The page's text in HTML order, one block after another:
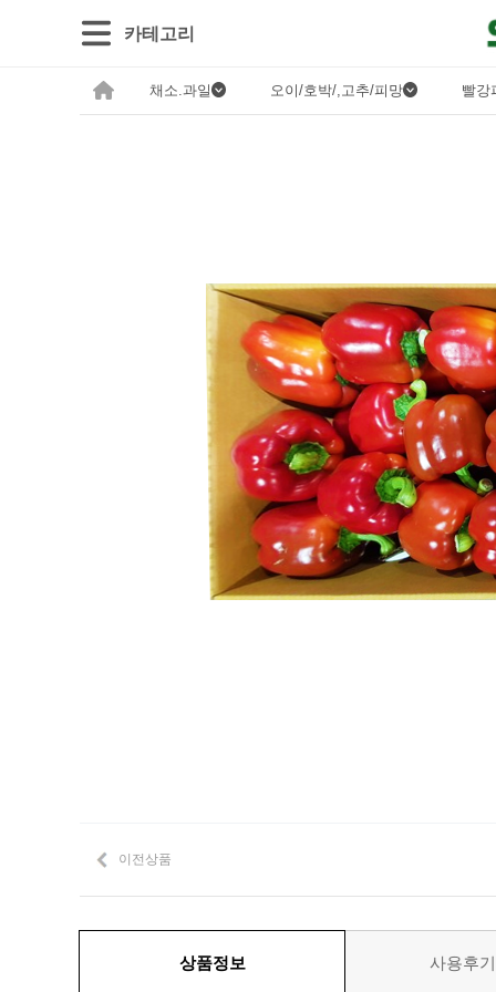
카테고리
채소.과일 오이/호박/,고추/피망 빨강
이전상품
상품정보 사용후